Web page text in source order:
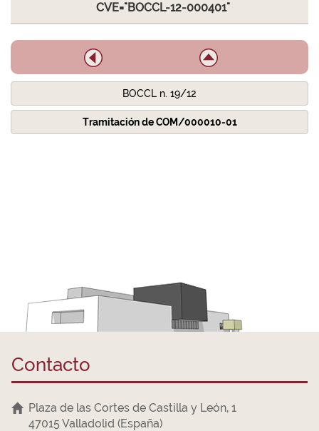
CVE="BOCCL-12-000401"
BOCCL n. 19/12
Tramitación de COM/000010-01
Contacto
Plaza de las Cortes de Castilla y León, 1
47015 Valladolid (España)